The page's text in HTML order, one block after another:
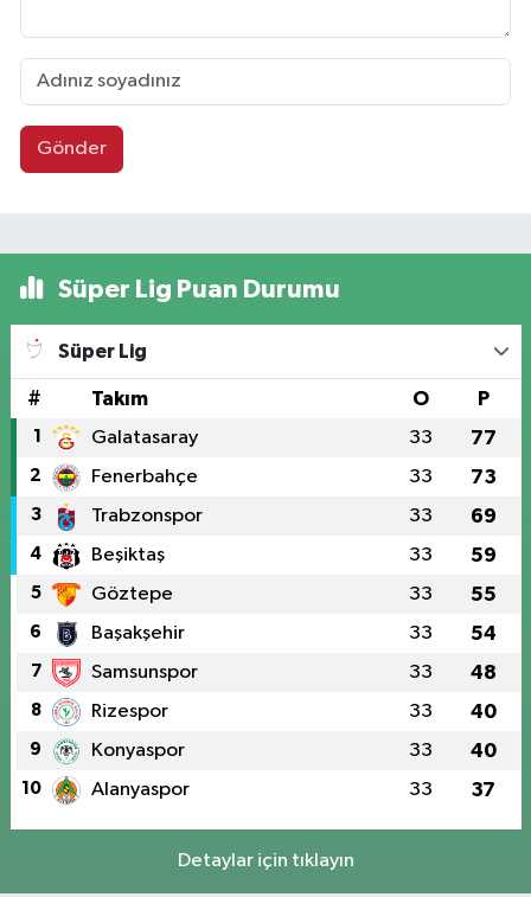
Gönder
Süper Lig Puan Durumu
Süper Lig
# Takım O P
1 Galatasaray 33 77
2 Fenerbahçe 33 73
3 Trabzonspor 33 69
4 Beşiktaş 33 59
5 Göztepe 33 55
6 Başakşehir 33 54
7 Samsunspor 33 48
8 Rizespor 33 40
9 Konyaspor 33 40
10 Alanyaspor 33 37
Detaylar için tıklayın